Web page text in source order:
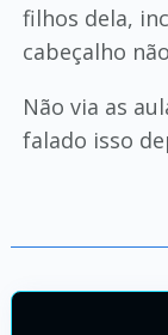
filhos dela,
cabeçalho
Não via as
falado isso